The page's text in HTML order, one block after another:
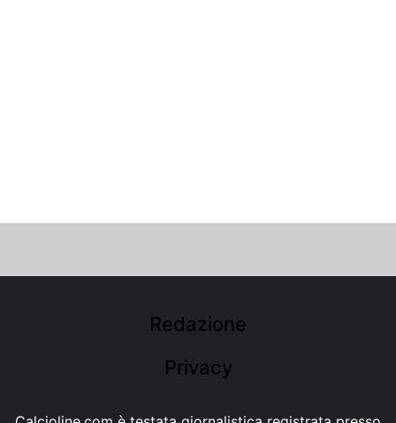
Redazione
Privacy